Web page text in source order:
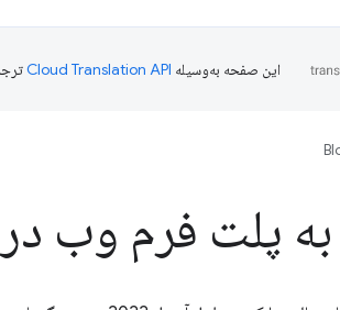
این صفحه به‌وسیله
پلت فرم وب در